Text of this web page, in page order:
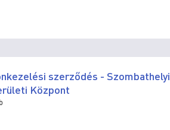
szerződés - Szombathelyi
Központ